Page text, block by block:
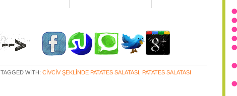
TAGGED WITH: CIVCIV ŞEKLINDE PATATES SALATASI PATATES SALATASI